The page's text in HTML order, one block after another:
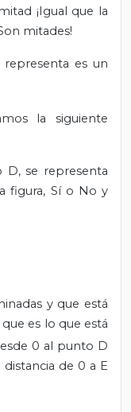
¡Igual que la
mitades!
es un
la siguiente
se representa
figura, Sí o No y
y que está
que es lo que está
0 al punto D
de 0 a E